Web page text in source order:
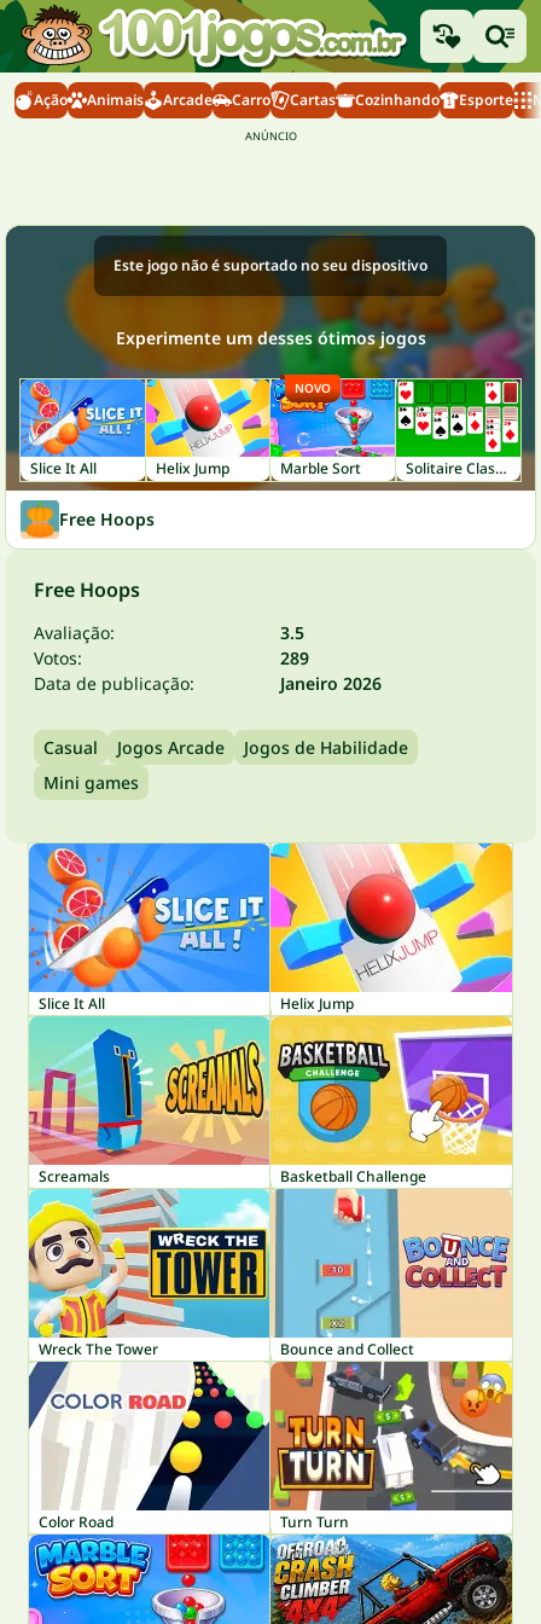
Ação Animais Arcade Carro Cartas Cozinhando Esporte
Este jogo não é suportado no seu dispositivo
Experimente um desses ótimos jogos
Slice It All Helix Jump Marble Sort
NOVO
Solitaire Classic
Free Hoops
Free Hoops
Avaliação:
3.5
Votos:
289
Data de publicação:
Janeiro 2026
Casual Jogos Arcade
Jogos de Habilidade
Mini games
Slice It All Helix Jump
Screamals Basketball Challenge
Wreck The Tower Bounce and Collect
Color Road Turn Turn